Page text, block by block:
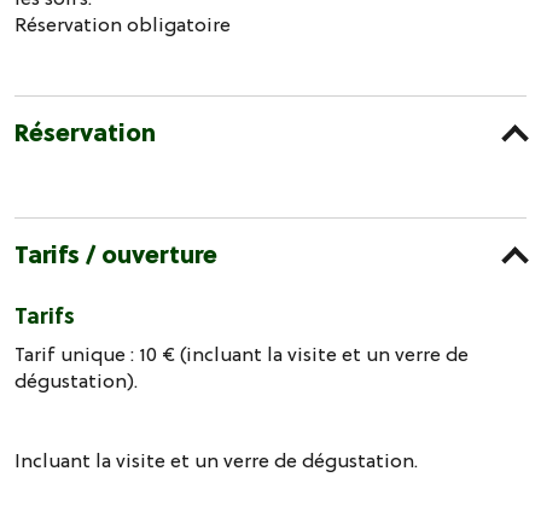
​Réservation obligatoire
Réservation
Tarifs / ouverture
Tarifs
Tarif unique : 10 € (incluant la visite et un verre de
dégustation).
Incluant la visite et un verre de dégustation.